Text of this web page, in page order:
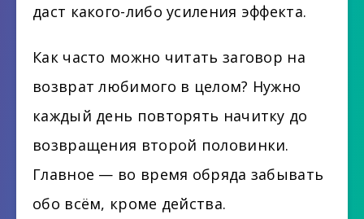
даст какого-либо усиления эффекта.
Как часто можно читать заговор на
возврат любимого в целом? Нужно
каждый день повторять начитку до
возвращения второй половинки.
Главное — во время обряда забывать
обо всём, кроме действа.